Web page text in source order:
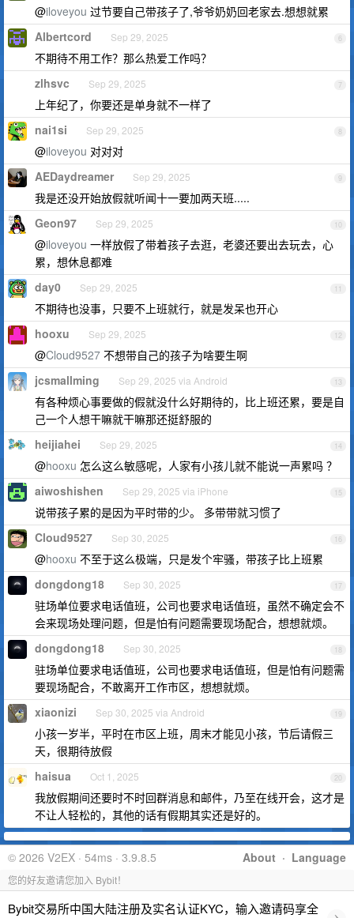
@iloveyou 过节要自己带孩子了,爷爷奶奶回老家去.想想就累
6
Albertcord Sep 29, 2025
不期待不用工作？那么热爱工作吗？
7
zlhsvc Sep 29, 2025
上年纪了，你要还是单身就不一样了
8
nai1si Sep 29, 2025
@iloveyou 对对对
9
AEDaydreamer Sep 29, 2025
我是还没开始放假就听闻十一要加两天班.....
10
Geon97 Sep 29, 2025
@iloveyou 一样放假了带着孩子去逛，老婆还要出去玩去，心
累，想休息都难
11
day0 Sep 29, 2025
不期待也没事，只要不上班就行，就是发呆也开心
12
hooxu Sep 29, 2025
@Cloud9527 不想带自己的孩子为啥要生啊
13
jcsmallming Sep 29, 2025 via Android
有各种烦心事要做的假就没什么好期待的，比上班还累，要是自
己一个人想干嘛就干嘛那还挺舒服的
14
heijiahei Sep 29, 2025
@hooxu 怎么这么敏感呢，人家有小孩儿就不能说一声累吗 ？
15
aiwoshishen Sep 29, 2025 via iPhone
说带孩子累的是因为平时带的少。 多带带就习惯了
16
Cloud9527 Sep 30, 2025
@hooxu 不至于这么极端，只是发个牢骚，带孩子比上班累
17
dongdong18 Sep 30, 2025
驻场单位要求电话值班，公司也要求电话值班，虽然不确定会不
会来现场处理问题，但是怕有问题需要现场配合，想想就烦。
18
dongdong18 Sep 30, 2025
驻场单位要求电话值班，公司也要求电话值班，但是怕有问题需
要现场配合，不敢离开工作市区，想想就烦。
19
xiaonizi Sep 30, 2025 via Android
小孩一岁半，平时在市区上班，周末才能见小孩，节后请假三
天，很期待放假
20
haisua Oct 1, 2025
我放假期间还要时不时回群消息和邮件，乃至在线开会，这才是
不让人轻松的，其他的话有假期其实还是好的。
About · Language
© 2026 V2EX · 54ms · 3.9.8.5
您的好友邀请您加入 Bybit！
Bybit交易所中国大陆注册及实名认证KYC，输入邀请码享全